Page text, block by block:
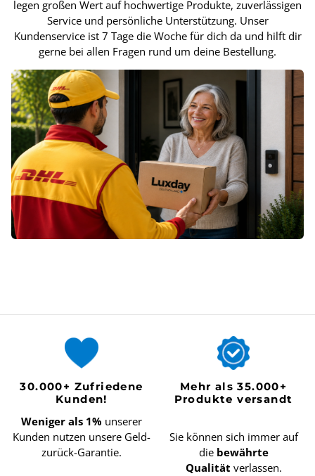
legen großen Wert auf hochwertige Produkte, zuverlässigen
Service und persönliche Unterstützung. Unser
Kundenservice ist 7 Tage die Woche für dich da und hilft dir
gerne bei allen Fragen rund um deine Bestellung.
30.000+ Zufriedene
Kunden!
Weniger als 1% unserer
Kunden nutzen unsere Geld-
zurück-Garantie.
Mehr als 35.000+
Produkte versandt
Sie können sich immer auf
die bewährte
Qualität verlassen.